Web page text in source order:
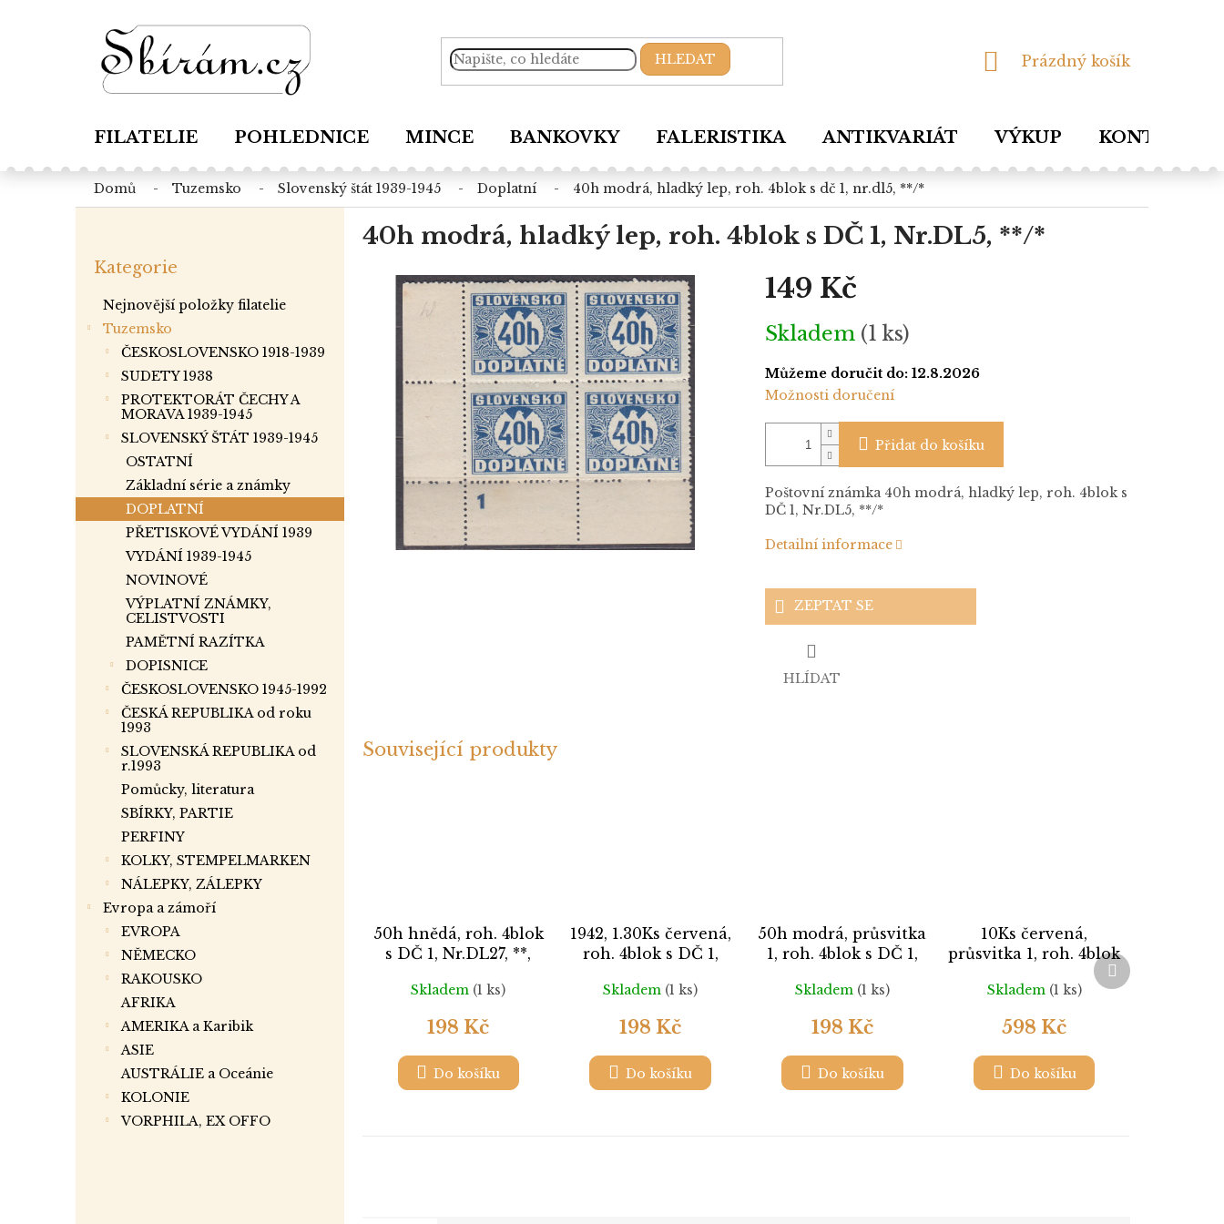
HLEDAT
NÁKUPNÍ
Prázdný košík
FILATELIE POHLEDNICE MINCE BANKOVKY FALERISTIKA ANTIKVARIÁT VÝKUP KONTAKTY
domů tuzemsko slovenský štát 1939-1945 doplatní 40h modrá, hladký lep, roh. 4blok s dč 1, nr.dl5, **/*
kategorie
Kategorie
Nejnovější položky filatelie
Tuzemsko
ČESKOSLOVENSKO 1918-1939
SUDETY 1938
PROTEKTORÁT ČECHY A
MORAVA 1939-1945
SLOVENSKÝ ŠTÁT 1939-1945
OSTATNÍ
Základní série a známky
DOPLATNÍ
PŘETISKOVÉ VYDÁNÍ 1939
VYDÁNÍ 1939-1945
NOVINOVÉ
VÝPLATNÍ ZNÁMKY,
CELISTVOSTI
PAMĚTNÍ RAZÍTKA
DOPISNICE
ČESKOSLOVENSKO 1945-1992
ČESKÁ REPUBLIKA od roku
1993
SLOVENSKÁ REPUBLIKA od
r.1993
Pomůcky, literatura
SBÍRKY, PARTIE
PERFINY
KOLKY, STEMPELMARKEN
NÁLEPKY, ZÁLEPKY
Evropa a zámoří
EVROPA
NĚMECKO
RAKOUSKO
AFRIKA
AMERIKA a Karibik
ASIE
AUSTRÁLIE a Oceánie
KOLONIE
VORPHILA, EX OFFO
40h modrá, hladký lep, roh. 4blok s DČ 1, Nr.DL5, **/*
149 Kč
Měrná
cena:
Skladem (1 ks)
Můžeme doručit do: 12.8.2026
Možnosti doručení
Přidat do košíku
Poštovní známka 40h modrá, hladký lep, roh. 4blok s
DČ 1, Nr.DL5, **/*
Detailní informace
ZEPTAT SE
HLÍDAT
Související produkty
50h hnědá, roh. 4blok
s DČ 1, Nr.DL27, **,
Skladem (1 ks)
198 Kč
Do košíku
1942, 1.30Ks červená,
roh. 4blok s DČ 1,
Skladem (1 ks)
198 Kč
Do košíku
50h modrá, průsvitka
1, roh. 4blok s DČ 1,
Skladem (1 ks)
198 Kč
Do košíku
10Ks červená,
průsvitka 1, roh. 4blok
s DČ 1, Nr.DL23, **
Skladem (1 ks)
598 Kč
Do košíku
Další
produkt